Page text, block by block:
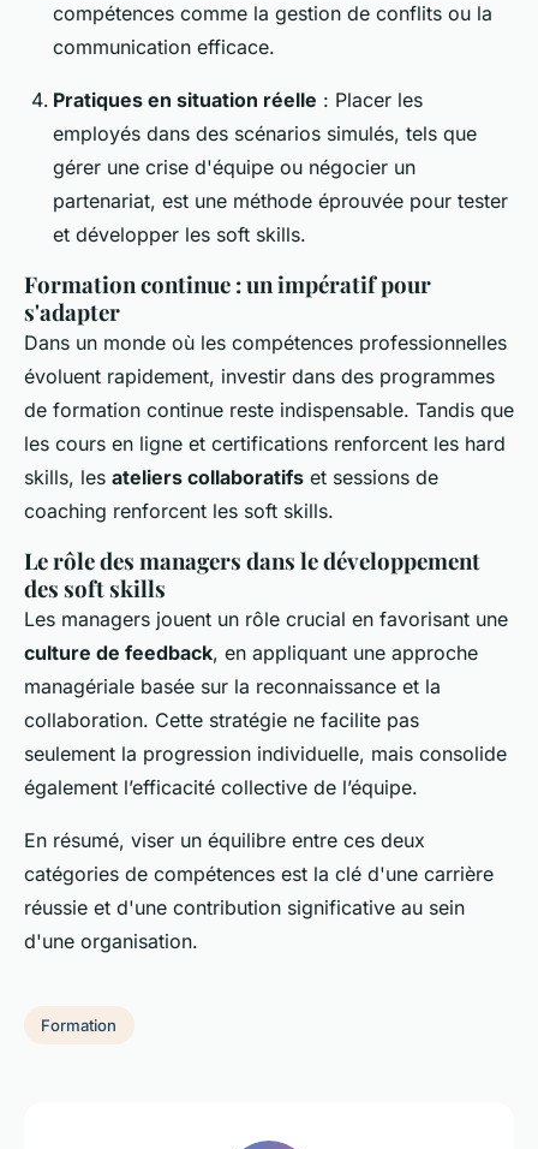
compétences comme la gestion de conflits ou la
communication efficace.
Pratiques en situation réelle : Placer les
employés dans des scénarios simulés, tels que
gérer une crise d'équipe ou négocier un
partenariat, est une méthode éprouvée pour tester
et développer les soft skills.
Formation continue : un impératif pour
s'adapter
Dans un monde où les compétences professionnelles
évoluent rapidement, investir dans des programmes
de formation continue reste indispensable. Tandis que
les cours en ligne et certifications renforcent les hard
skills, les ateliers collaboratifs et sessions de
coaching renforcent les soft skills.
Le rôle des managers dans le développement
des soft skills
Les managers jouent un rôle crucial en favorisant une
culture de feedback, en appliquant une approche
managériale basée sur la reconnaissance et la
collaboration. Cette stratégie ne facilite pas
seulement la progression individuelle, mais consolide
également l’efficacité collective de l’équipe.
En résumé, viser un équilibre entre ces deux
catégories de compétences est la clé d'une carrière
réussie et d'une contribution significative au sein
d'une organisation.
Formation